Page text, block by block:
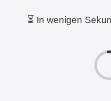
⏳ In wenigen